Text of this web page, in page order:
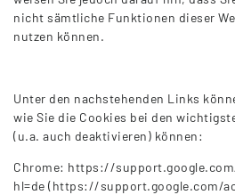
nicht sämtliche Funktionen dieser
nutzen können.
Unter den nachstehenden Links
wie Sie die Cookies bei den
(u.a. auch deaktivieren) können:
Chrome: https://
hl=de (https://support.google.com/